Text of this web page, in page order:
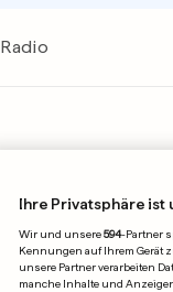
Radio
Ihre Privatsphäre ist
Wir und unsere594-Partner
Kennungen auf Ihrem Gerät
unsere Partner verarbeiten
manche Inhalte und